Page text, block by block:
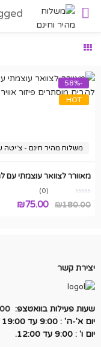
-58%
HOT
משלוח מהיר חינם - צ'יטה
(0)
₪180.00
המחיר₪75.00
יצירת קשר
שעות פעילות בוואטצפ:
יום א'-ה' : 9:00 עד 19:00
יום ו' : 9:00 עד 12:00.